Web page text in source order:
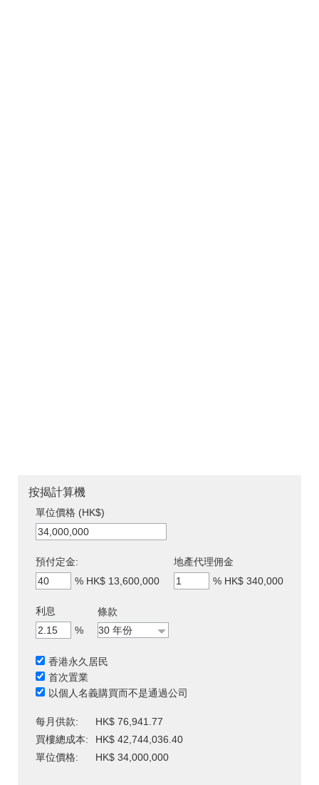
按揭計算機
單位價格 (HK$)
預付定金:
% HK$ 13,600,000
地產代理佣金
% HK$ 340,000
利息
%
條款
香港永久居民
首次置業
以個人名義購買而不是通過公司
每月供款:
HK$ 76,941.77
買樓總成本:
HK$ 42,744,036.40
單位價格:
HK$ 34,000,000